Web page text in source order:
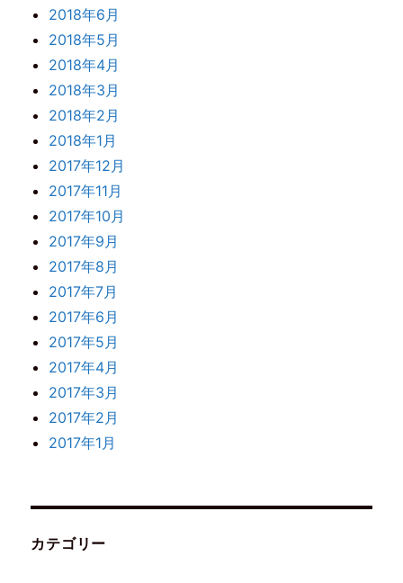
2018年6月
2018年5月
2018年4月
2018年3月
2018年2月
2018年1月
2017年12月
2017年11月
2017年10月
2017年9月
2017年8月
2017年7月
2017年6月
2017年5月
2017年4月
2017年3月
2017年2月
2017年1月
カテゴリー